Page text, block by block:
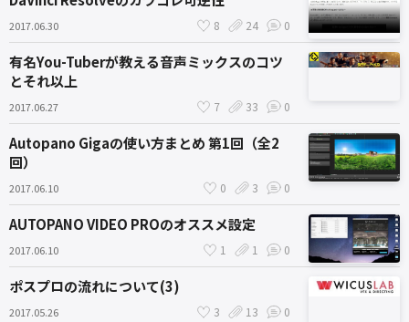
2017.06.30 8 24 0
有名You-Tuberが教える音声ミックスのコツ
とそれ以上
2017.06.27 7 33 0
Autopano Gigaの使い方まとめ 第1回（全2
回）
2017.06.10 0 3 0
AUTOPANO VIDEO PROのオススメ設定
2017.06.10 1 1 0
ポスプロの流れについて(3)
2017.05.26 3 13 0